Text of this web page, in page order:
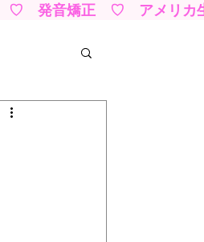
発音矯正 ♡ アメリカ
英語